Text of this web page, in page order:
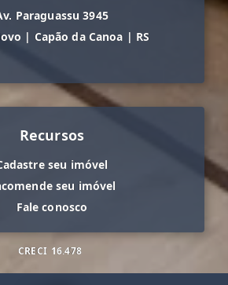
Paraguassu 3945
| Capão da Canoa | RS
Recursos
seu imóvel
seu imóvel
Fale conosco
CRECI 16.478